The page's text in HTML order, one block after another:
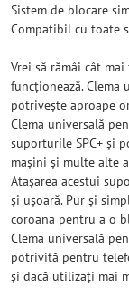
Sistem de blocare
Compatibil cu toate
Vrei să rămâi cât
funcționează. Clema
potrivește aproape
Clema universală
suporturile SPC+ și
mașini și multe alte
Atașarea acestui
și ușoară. Pur și
coroana pentru a o
Clema universală
potrivită pentru
și dacă utilizați mai